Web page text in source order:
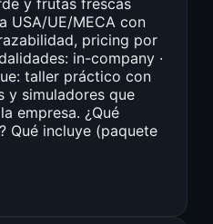
y frutas frescas
USA/UE/MECA con
pricing por
in-company ·
taller práctico con
y simuladores que
empresa. ¿Qué
Qué incluye (paquete